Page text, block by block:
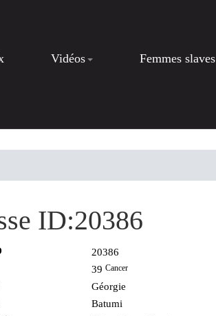
Vidéos
Femmes slaves
ID:20386
20386
39Cancer
Géorgie
Batumi